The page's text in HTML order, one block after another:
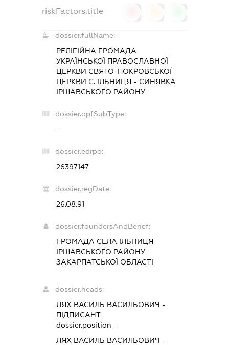
riskFactors.title
dossier.fullName:
РЕЛІГІЙНА ГРОМАДА
УКРАЇНСЬКОЇ ПРАВОСЛАВНОЇ
ЦЕРКВИ СВЯТО-ПОКРОВСЬКОЇ
ЦЕРКВИ С. ІЛЬНИЦЯ - СИНЯВКА
ІРШАВСЬКОГО РАЙОНУ
dossier.opfSubType:
-
dossier.edrpo:
26397147
dossier.regDate:
26.08.91
dossier.foundersAndBenef:
ГРОМАДА СЕЛА ІЛЬНИЦЯ
ІРШАВСЬКОГО РАЙОНУ
ЗАКАРПАТСЬКОЇ ОБЛАСТІ
dossier.heads:
ЛЯХ ВАСИЛЬ ВАСИЛЬОВИЧ -
ПІДПИСАНТ
dossier.position -
ЛЯХ ВАСИЛЬ ВАСИЛЬОВИЧ -